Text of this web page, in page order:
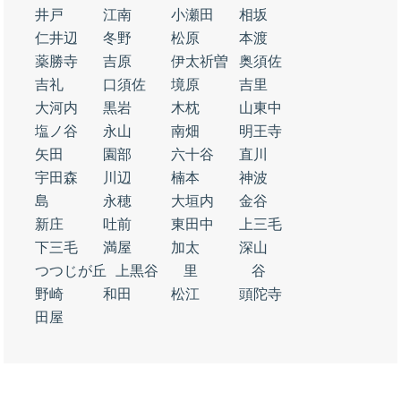
井戸
江南 小瀬田
相坂
仁井辺
冬野 松原
本渡
薬勝寺
吉原 伊太祈曽
奥須佐
吉礼
口須佐 境原
吉里
大河内
黒岩 木枕
山東中
塩ノ谷
永山 南畑
明王寺
矢田
園部 六十谷
直川
宇田森
川辺 楠本
神波
島
永穂 大垣内
金谷
新庄
吐前 東田中
上三毛
下三毛
満屋 加太
深山
つつじが丘
上黒谷 里
谷
野崎
和田 松江
頭陀寺
田屋